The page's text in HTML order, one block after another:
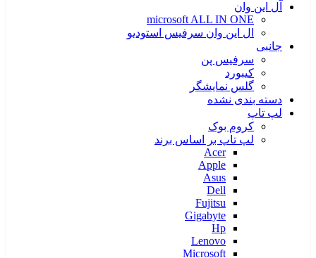
آل این وان
microsoft ALL IN ONE
ال این وان سرفیس استودیو
جانبی
سرفیس پن
کیبورد
گلس نمایشگر
دسته بندی نشده
لپ تاپ
کروم بوک
لپ تاپ بر اساس برند
Acer
Apple
Asus
Dell
Fujitsu
Gigabyte
Hp
Lenovo
Microsoft